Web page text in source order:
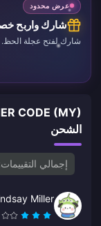
عرض محدود
شارك واربح
شارك لفتح عجلة الحظ.
الشحن
إجمالي
Miller